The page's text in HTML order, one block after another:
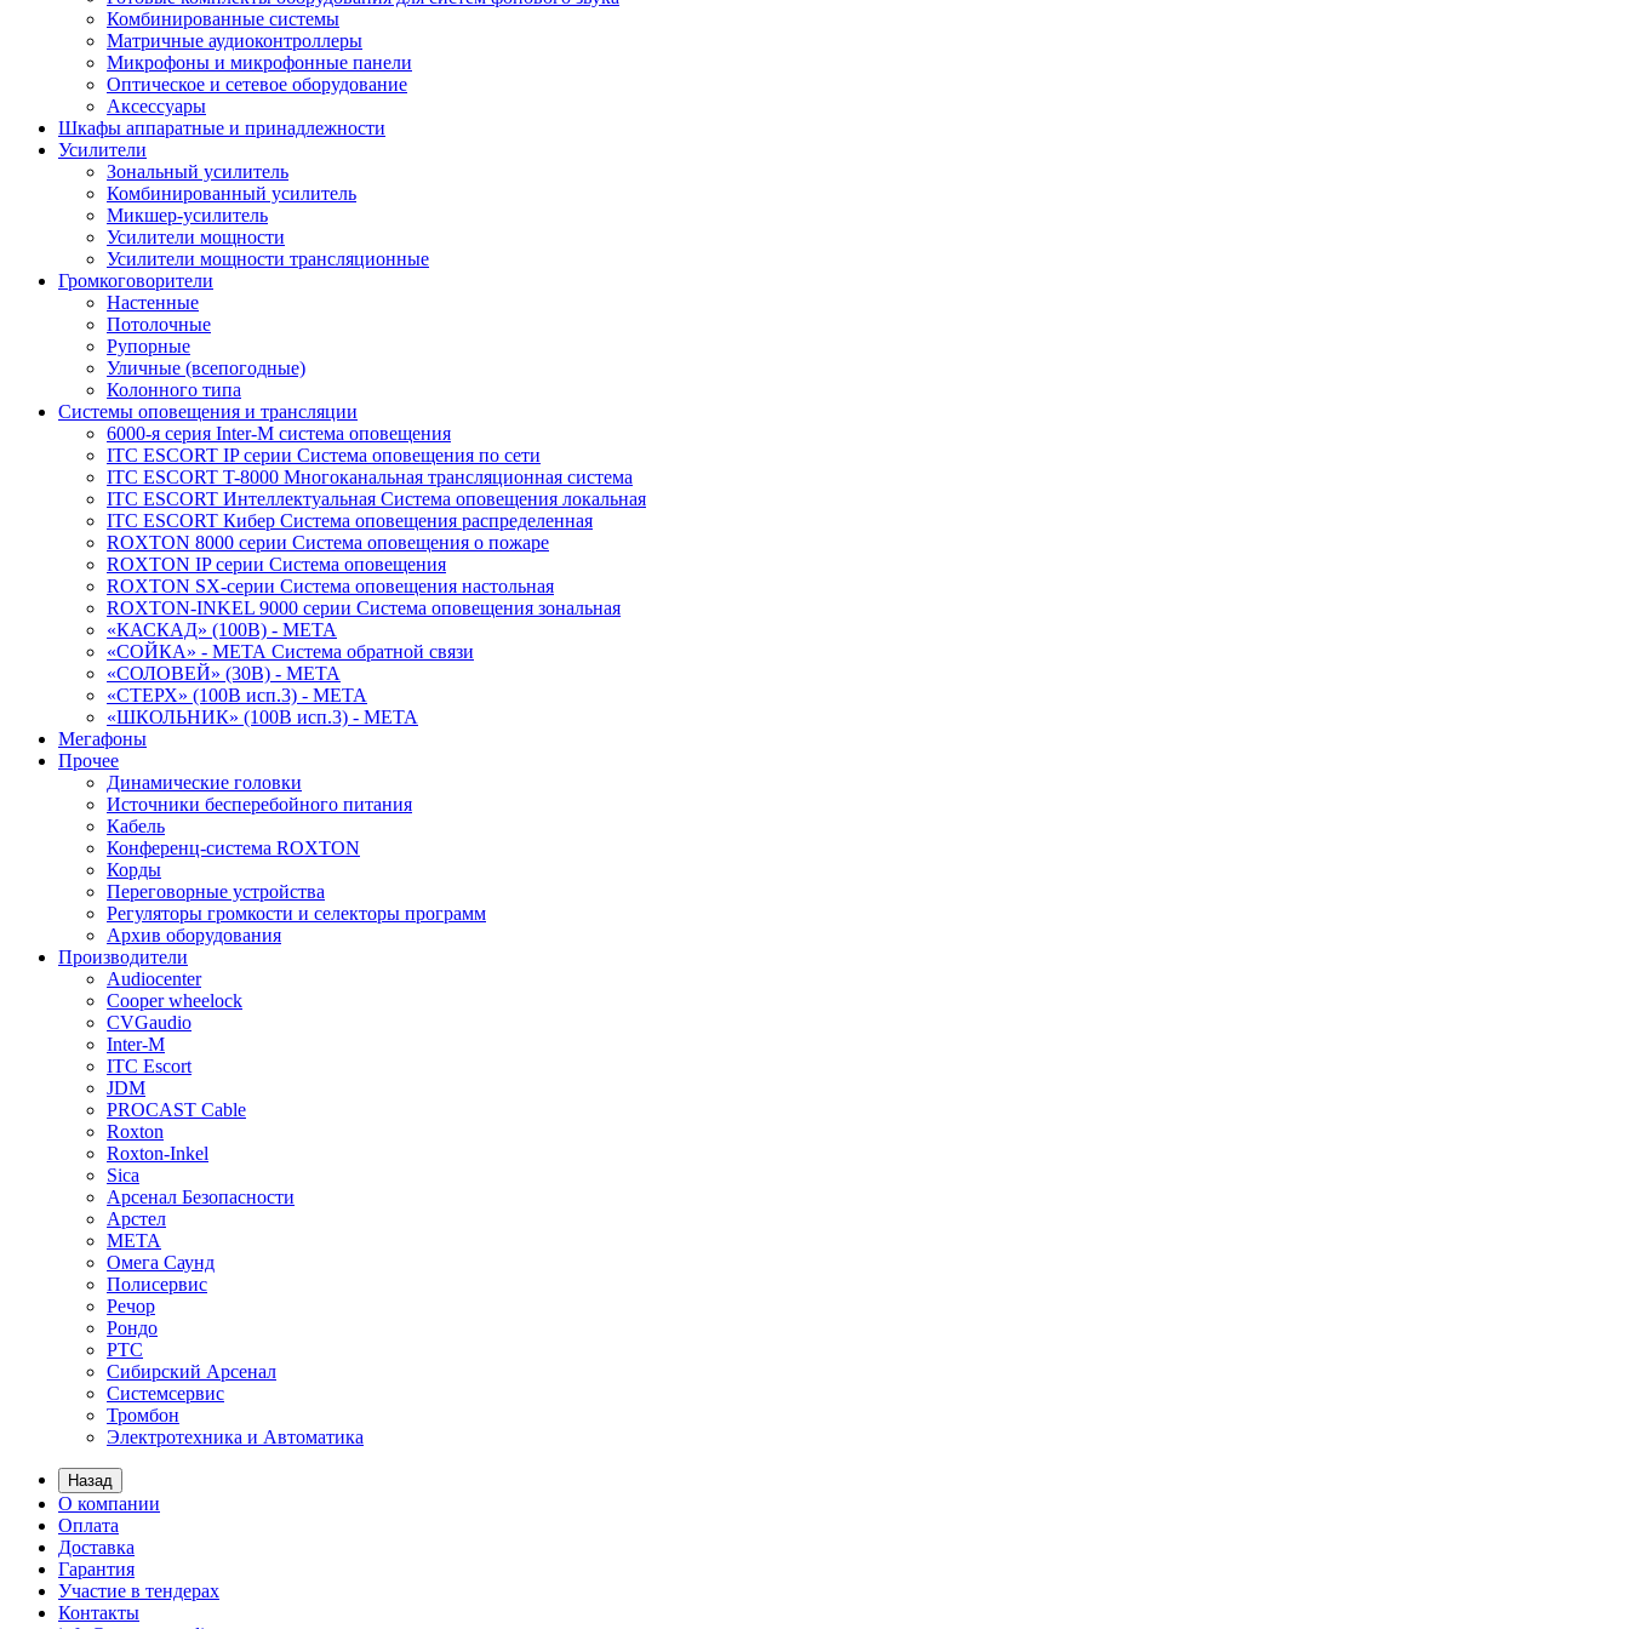
Комбинированные системы
Матричные аудиоконтроллеры
Микрофоны и микрофонные панели
Оптическое и сетевое оборудование
Аксессуары
Шкафы аппаратные и принадлежности
Усилители
Зональный усилитель
Комбинированный усилитель
Микшер-усилитель
Усилители мощности
Усилители мощности трансляционные
Громкоговорители
Настенные
Потолочные
Рупорные
Уличные (всепогодные)
Колонного типа
Системы оповещения и трансляции
6000-я серия Inter-M система оповещения
ITC ESCORT IP серии Система оповещения по сети
ITC ESCORT T-8000 Многоканальная трансляционная система
ITC ESCORT Интеллектуальная Система оповещения локальная
ITC ESCORT Кибер Система оповещения распределенная
ROXTON 8000 серии Система оповещения о пожаре
ROXTON IP серии Система оповещения
ROXTON SX-серии Система оповещения настольная
ROXTON-INKEL 9000 серии Система оповещения зональная
«КАСКАД» (100В) - МЕТА
«СОЙКА» - МЕТА Система обратной связи
«СОЛОВЕЙ» (30В) - МЕТА
«СТЕРХ» (100В исп.3) - МЕТА
«ШКОЛЬНИК» (100В исп.3) - МЕТА
Мегафоны
Прочее
Динамические головки
Источники бесперебойного питания
Кабель
Конференц-система ROXTON
Корды
Переговорные устройства
Регуляторы громкости и селекторы программ
Архив оборудования
Производители
Audiocenter
Cooper wheelock
CVGaudio
Inter-M
ITC Escort
JDM
PROCAST Cable
Roxton
Roxton-Inkel
Sica
Арсенал Безопасности
Арстел
МЕТА
Омега Саунд
Полисервис
Речор
Рондо
РТС
Сибирский Арсенал
Системсервис
Тромбон
Электротехника и Автоматика
Назад
О компании
Оплата
Доставка
Гарантия
Участие в тендерах
Контакты